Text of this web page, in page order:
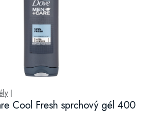
|
Cool Fresh sprchový gél 400